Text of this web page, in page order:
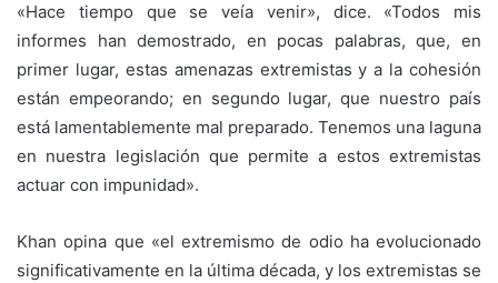
«Hace tiempo que se veía venir», dice. «Todos mis
informes han demostrado, en pocas palabras, que, en
primer lugar, estas amenazas extremistas y a la cohesión
están empeorando; en segundo lugar, que nuestro país
está lamentablemente mal preparado. Tenemos una laguna
en nuestra legislación que permite a estos extremistas
actuar con impunidad».
Khan opina que «el extremismo de odio ha evolucionado
significativamente en la última década, y los extremistas se